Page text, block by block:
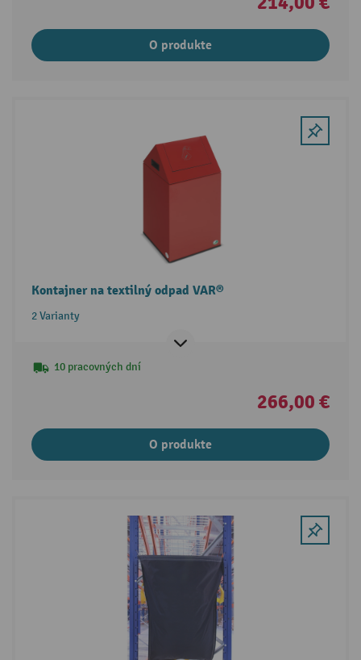
O produkte
Kontajner na textilný odpad VAR®
2 Varianty
10 pracovných dní
266,00 €
O produkte